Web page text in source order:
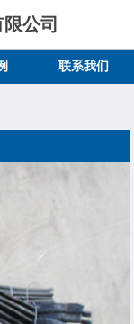
公司
联系我们